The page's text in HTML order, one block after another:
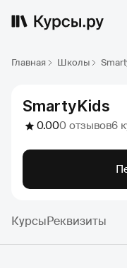
Главная Школы
SmartyKids
0.000 отзывов6
КурсыРеквизиты